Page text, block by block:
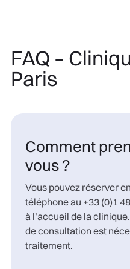
FAQ –
Paris
Comment
vous ?
Vous pouvez réserver
téléphone au +33 (0)1
à l’accueil de la
de consultation est
traitement.